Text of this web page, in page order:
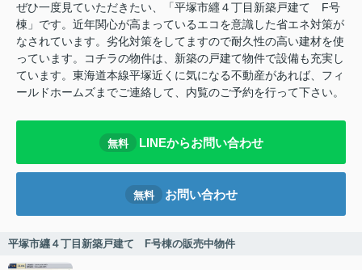
ぜひ一度見ていただきたい、「平塚市纒４丁目新築戸建て F号
棟」です。近年関心が高まっているエコを意識した省エネ対策が
なされています。劣化対策をしてますので耐久性の高い建材を使
っています。コチラの物件は、新築の戸建て物件で設備も充実し
ています。東海道本線平塚近くに気になる不動産があれば、フィ
ールドホームズまでご連絡して、内覧のご予約を行って下さい。
無料 LINEからお問い合わせ
無料 お問い合わせ
平塚市纒４丁目新築戸建て F号棟の販売中物件